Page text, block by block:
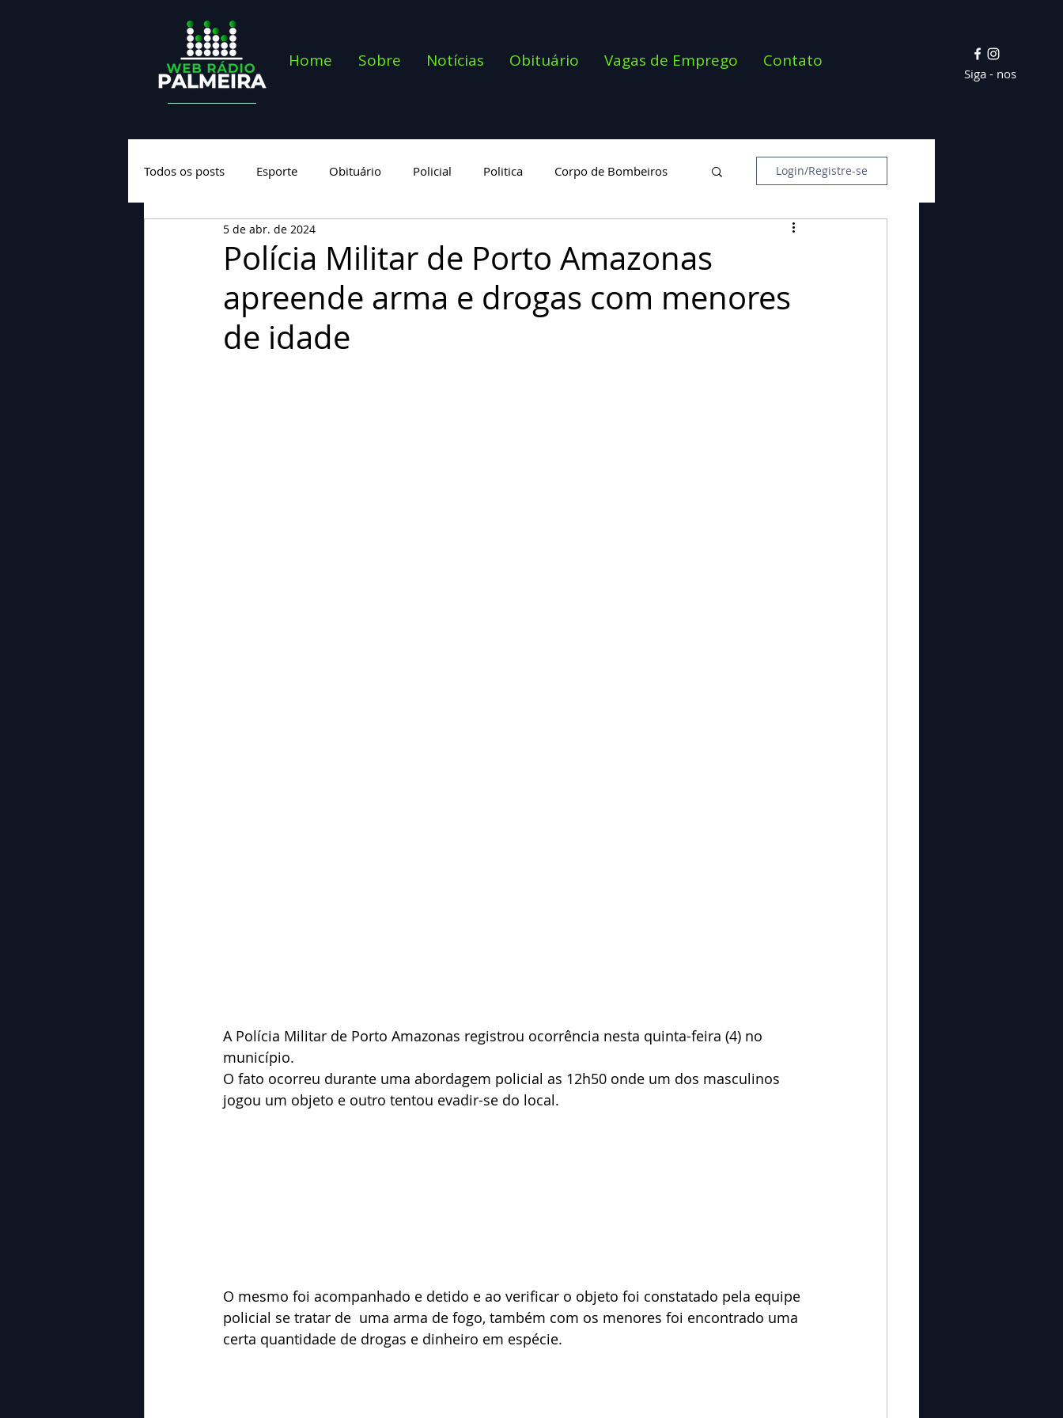
Home Sobre Notícias Obituário Vagas de Emprego Contato
Siga - nos
Todos os posts Esporte Obituário Policial Politica Corpo de Bombeiros
Geral Nova categoria
Login/Registre-se
Polícia Militar de Porto Amazonas
apreende arma e drogas com menores
de idade
5 de abr. de 2024
A Polícia Militar de Porto Amazonas registrou ocorrência nesta quinta-feira (4) no
município.
O fato ocorreu durante uma abordagem policial as 12h50 onde um dos masculinos
jogou um objeto e outro tentou evadir-se do local.
O mesmo foi acompanhado e detido e ao verificar o objeto foi constatado pela equipe
policial se tratar de  uma arma de fogo, também com os menores foi encontrado uma
certa quantidade de drogas e dinheiro em espécie.